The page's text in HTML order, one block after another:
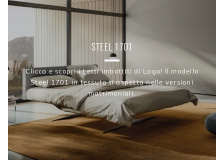
STEEL 1701
Clicca e scopri i Letti imbottiti di Lago! Il modello
Steel 1701 in tessuto ti aspetta nelle versioni
matrimoniali.